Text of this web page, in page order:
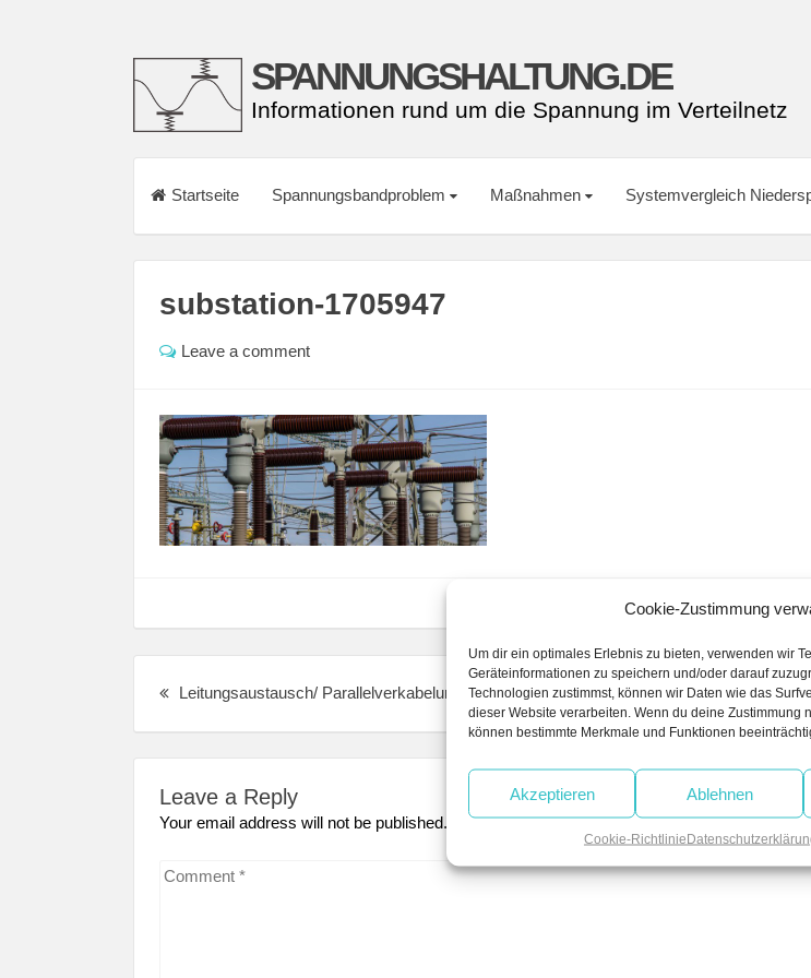
Cookie-Zustimmung
Um dir ein optimales Erlebnis zu bieten, verwenden wir
Geräteinformationen zu speichern und/oder darauf
Technologien zustimmst, können wir Daten wie das
dieser Website verarbeiten. Wenn du deine Zustimmung
können bestimmte Merkmale und Funktionen
Akzeptieren Ablehnen
Cookie-Richtlinie
SPANNUNGSHALTUNG.DE
Informationen rund um die Spannung im Verteilnetz
Startseite Spannungsbandproblem Maßnahmen Systemvergleich
substation-1705947
Leave a comment
navigation
Leitungsaustausch/ Parallelverkabelung
Previous
post:
Leave a Reply
Your email address will not be published. Required fields are marked*
Comment